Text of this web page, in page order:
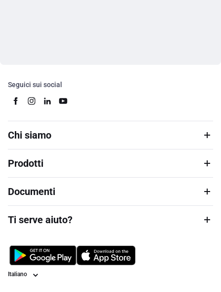
Seguici sui social
Chi siamo
Prodotti
Documenti
Ti serve aiuto?
Lingua